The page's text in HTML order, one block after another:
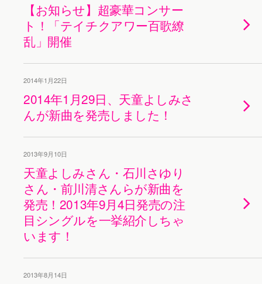
【お知らせ】超豪華コンサー
ト！「テイチクアワー百歌繚
乱」開催
2014年1月22日
2014年1月29日、天童よしみさ
んが新曲を発売しました！
2013年9月10日
天童よしみさん・石川さゆり
さん・前川清さんらが新曲を
発売！2013年9月4日発売の注
目シングルを一挙紹介しちゃ
います！
2013年8月14日